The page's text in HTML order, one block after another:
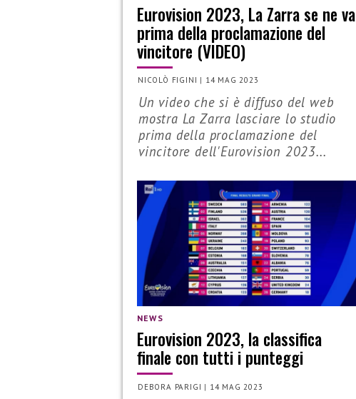
Eurovision 2023, La Zarra se ne va
prima della proclamazione del
vincitore (VIDEO)
NICOLÒ FIGINI | 14 MAG 2023
Un video che si è diffuso del web
mostra La Zarra lasciare lo studio
prima della proclamazione del
vincitore dell'Eurovision 2023...
NEWS
Eurovision 2023, la classifica
finale con tutti i punteggi
DEBORA PARIGI | 14 MAG 2023